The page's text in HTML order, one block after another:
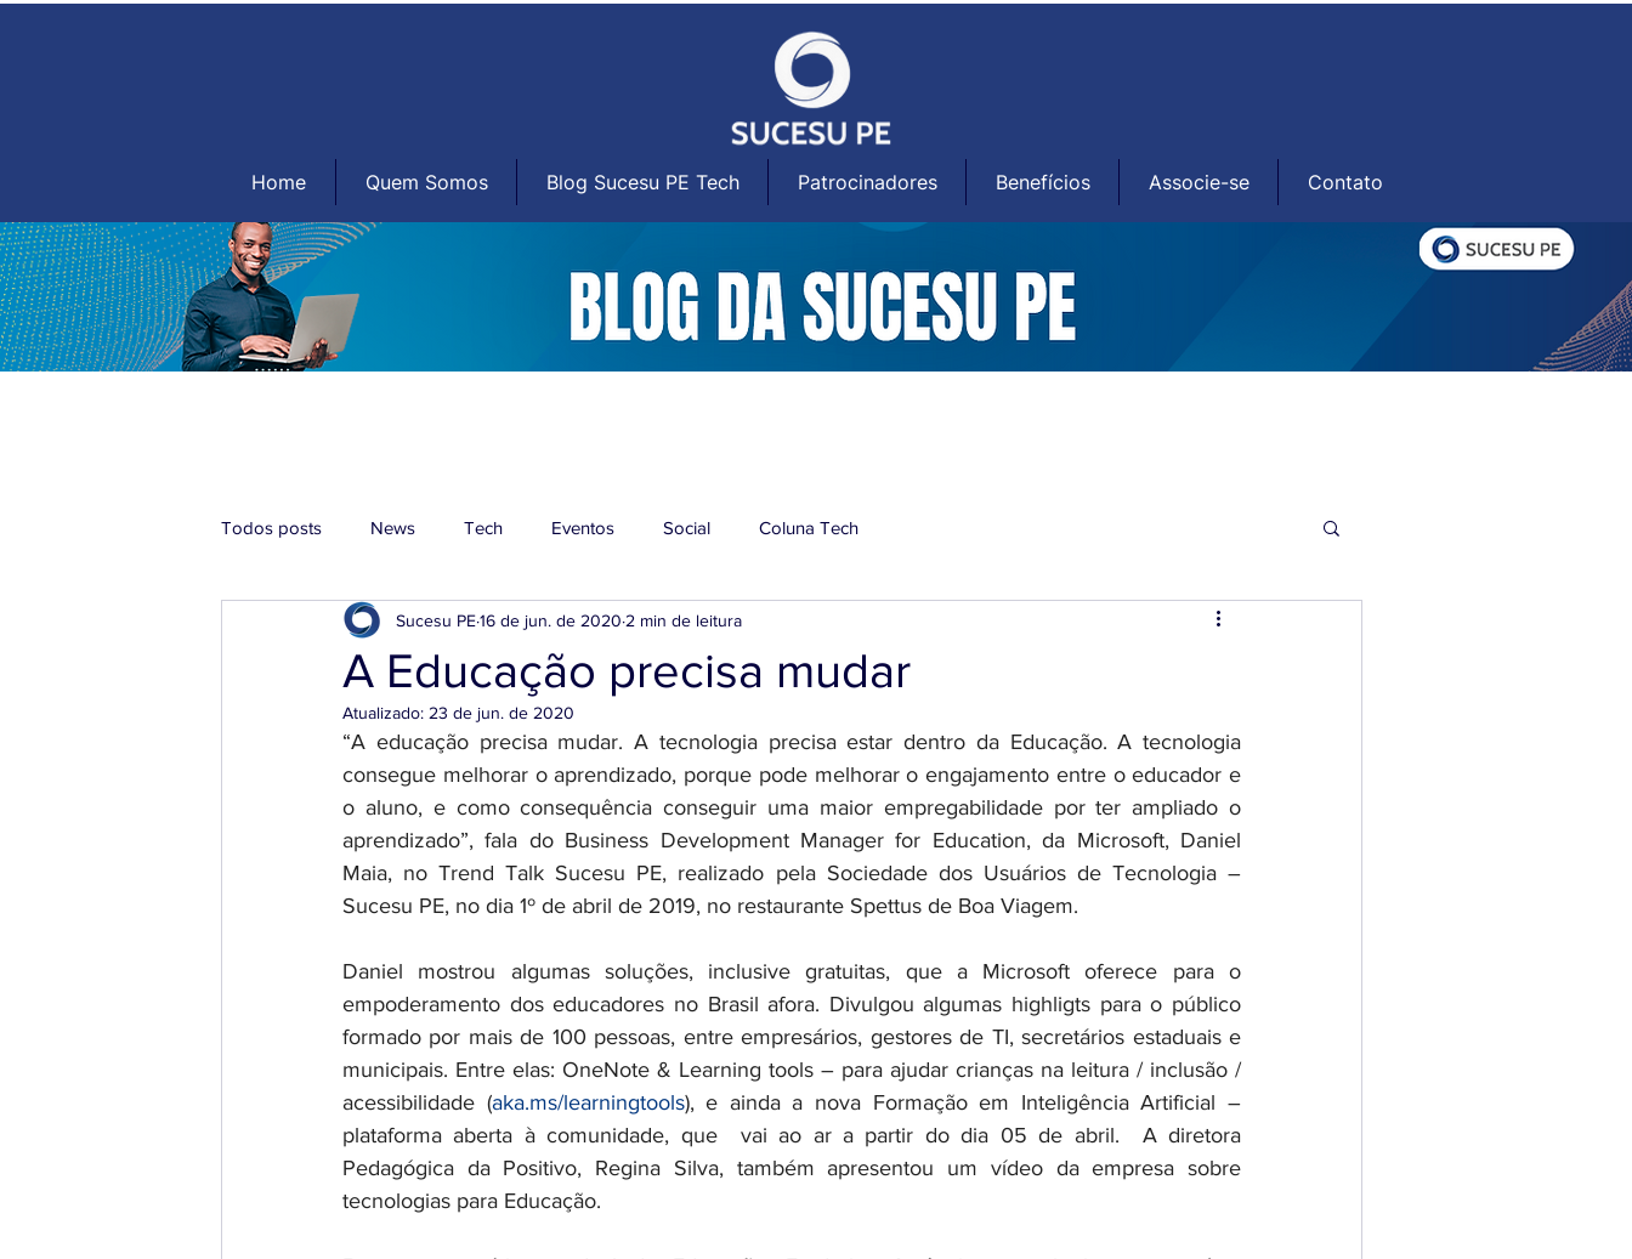
Home Quem Somos Blog Sucesu PE Tech Patrocinadores Benefícios Associe-se Contato
Todos posts News Tech Eventos Social Coluna Tech
A Educação precisa mudar
Sucesu PE16 de jun. de 2020 2 min de leitura
Atualizado: 23 de jun. de 2020
“A educação precisa mudar. A tecnologia precisa estar dentro da Educação. A tecnologia
consegue melhorar o aprendizado, porque pode melhorar o engajamento entre o educador e
o aluno, e como consequência conseguir uma maior empregabilidade por ter ampliado o
aprendizado”, fala do Business Development Manager for Education, da Microsoft, Daniel
Maia, no Trend Talk Sucesu PE, realizado pela Sociedade dos Usuários de Tecnologia –
Sucesu PE, no dia 1º de abril de 2019, no restaurante Spettus de Boa Viagem.
Daniel mostrou algumas soluções, inclusive gratuitas, que a Microsoft oferece para o
empoderamento dos educadores no Brasil afora. Divulgou algumas highligts para o público
formado por mais de 100 pessoas, entre empresários, gestores de TI, secretários estaduais e
municipais. Entre elas: OneNote & Learning tools – para ajudar crianças na leitura / inclusão /
acessibilidade (aka.ms/learningtools), e ainda a nova Formação em Inteligência Artificial –
plataforma aberta à comunidade, que  vai ao ar a partir do dia 05 de abril.  A diretora
Pedagógica da Positivo, Regina Silva, também apresentou um vídeo da empresa sobre
tecnologias para Educação.